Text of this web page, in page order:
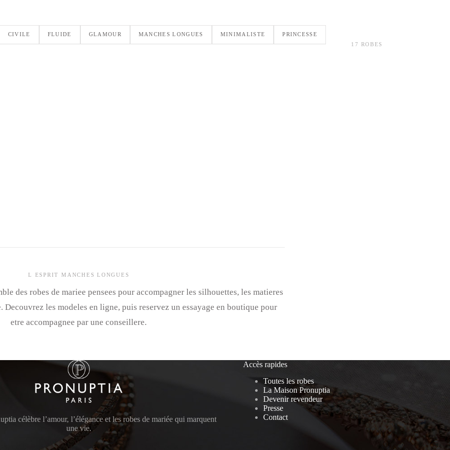
CIVILE FLUIDE GLAMOUR MANCHES LONGUES MINIMALISTE
PRINCESSE
17 ROBES
L ESPRIT MANCHES LONGUES
des robes de mariee pensees pour accompagner les silhouettes, les matieres
Decouvrez les modeles en ligne, puis reservez un essayage en boutique pour
etre accompagnee par une conseillere.
célèbre l’amour, l’élégance et les robes de mariée qui marquent
une vie.
Accès rapides
Toutes les robes
La Maison Pronuptia
Devenir revendeur
Presse
Contact